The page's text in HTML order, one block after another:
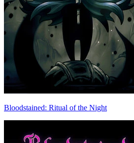
Bloodstained: Ritual of the Night